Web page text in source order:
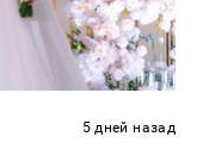
5 дней назад